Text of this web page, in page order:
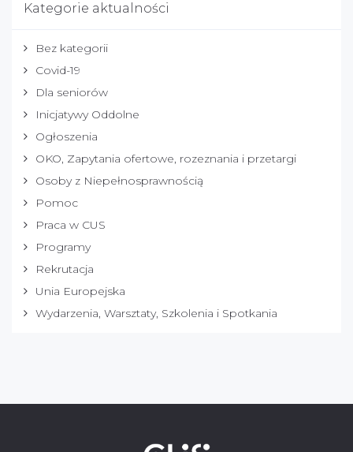
Kategorie aktualności
Bez kategorii
Covid-19
Dla seniorów
Inicjatywy Oddolne
Ogłoszenia
OKO, Zapytania ofertowe, rozeznania i przetargi
Osoby z Niepełnosprawnością
Pomoc
Praca w CUS
Programy
Rekrutacja
Unia Europejska
Wydarzenia, Warsztaty, Szkolenia i Spotkania